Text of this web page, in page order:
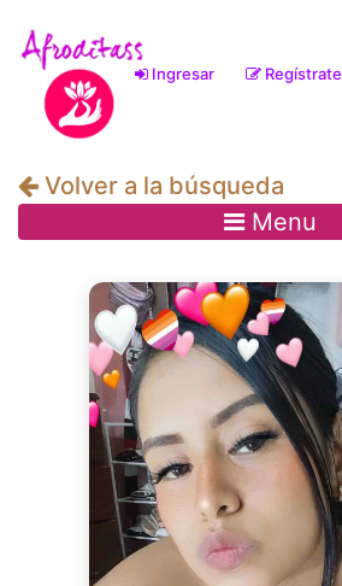
Ingresar Regístrate
Volver a la búsqueda
Menu